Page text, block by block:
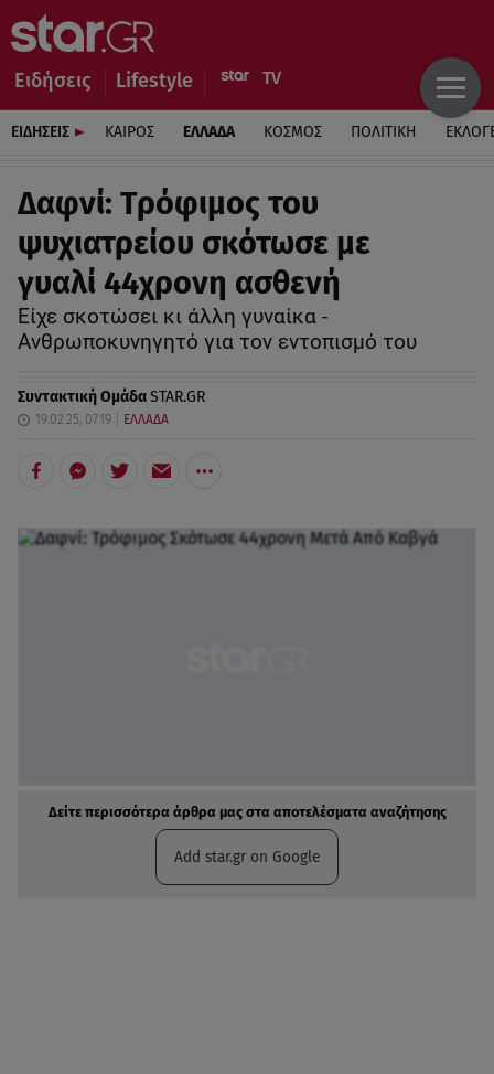
Ειδήσεις Lifestyle
ΕΙΔΗΣΕΙΣ ΚΑΙΡΟΣ ΕΛΛΑΔΑ ΚΟΣΜΟΣ ΠΟΛΙΤΙΚΗ
Δαφνί: Τρόφιμος του
ψυχιατρείου σκότωσε με
γυαλί 44χρονη ασθενή
Είχε σκοτώσει κι άλλη γυναίκα -
Ανθρωποκυνηγητό για τον εντοπισμό του
Συντακτική ΟμάδαSTAR.GR
19.02.25, 07:19 ΕΛΛΑΔΑ
Δείτε περισσότερα άρθρα μας στα αποτελέσματα αναζήτησης
Add star.gr on Google